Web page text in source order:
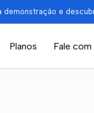
demonstração e
Planos Fale